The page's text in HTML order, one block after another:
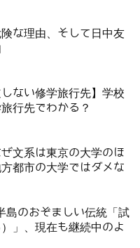
な理由、そして日中友
しない修学旅行先】学校
行先でわかる？
ぜ文系は東京の大学のほ
都市の大学ではダメな
のおぞましい伝統「試
」、現在も継続中のよ